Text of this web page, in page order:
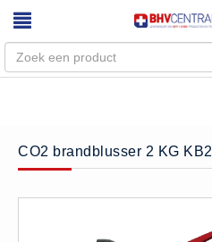
Home
Webshop
Trainingen
CO2 brandblusser 2 KG KB2